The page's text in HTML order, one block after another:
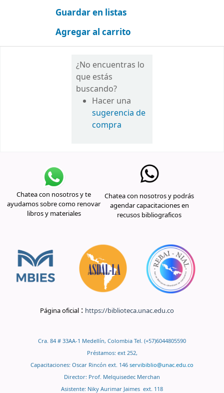
Guardar en listas
Agregar al carrito
¿No encuentras lo
que estás
buscando?
Hacer una
sugerencia de
compra
Chatea con nosotros y te
ayudamos sobre como renovar
libros y materiales
Chatea con nosotros y podrás
agendar capacitaciones en
recusos bibliograficos
Página oficial : https://biblioteca.unac.edu.co
Cra. 84 # 33AA-1 Medellín, Colombia Tel. (+57)6044805590
Préstamos: ext 252,
Capacitaciones: Oscar Rincón ext. 146 servibiblio@unac.edu.co
Director: Prof. Melquisedec Merchan
Asistente: Niky Aurimar Jaimes ext. 118